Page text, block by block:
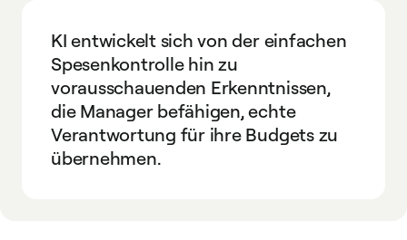
KI entwickelt sich von der einfachen
Spesenkontrolle hin zu
vorausschauenden Erkenntnissen,
die Manager befähigen, echte
Verantwortung für ihre Budgets zu
übernehmen.